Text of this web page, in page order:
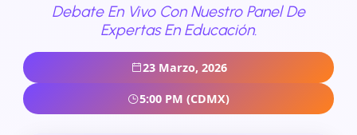
Debate En Vivo Con Nuestro Panel De
Expertas En Educación.
23 Marzo, 2026
5:00 PM (CDMX)